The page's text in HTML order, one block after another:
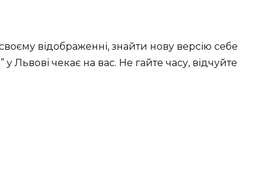
відображенні, знайти нову версію себе
чекає на вас. Не гайте часу, відчуйте